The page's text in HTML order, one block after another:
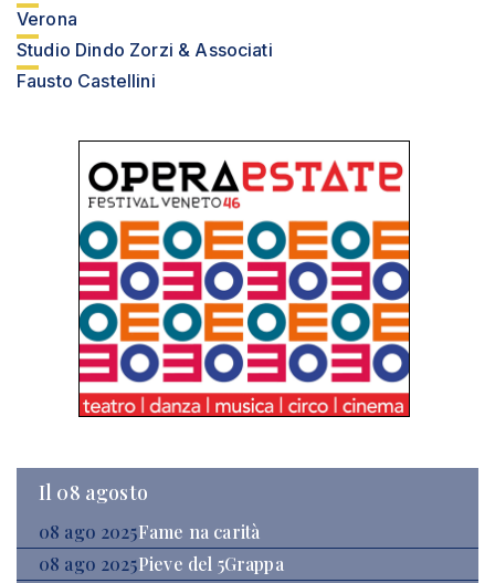
Verona
Studio Dindo Zorzi & Associati
Fausto Castellini
Il 08 agosto
08 ago 2025Fame na carità
08 ago 2025Pieve del 5Grappa